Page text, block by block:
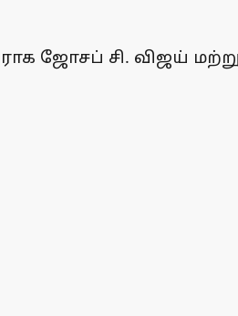
ஜோசப் சி. விஜய்